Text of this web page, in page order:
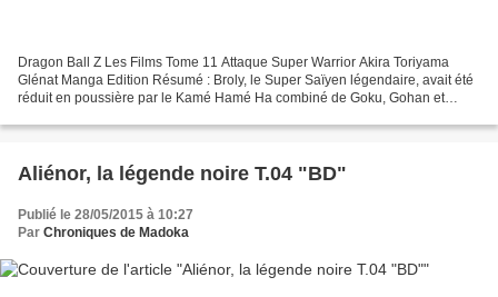
Dragon Ball Z Les Films Tome 11 Attaque Super Warrior Akira Toriyama
Glénat Manga Edition Résumé : Broly, le Super Saïyen légendaire, avait été
réduit en poussière par le Kamé Hamé Ha combiné de Goku, Gohan et
Aliénor, la légende noire T.04 "BD"
Publié le 28/05/2015 à 10:27
Par Chroniques de Madoka